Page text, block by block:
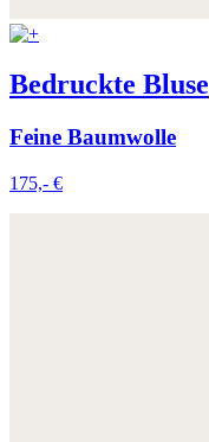
Bedruckte Bluse
Feine Baumwolle
175,- €